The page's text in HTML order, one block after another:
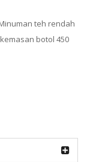
Minuman teh rendah
botol 450